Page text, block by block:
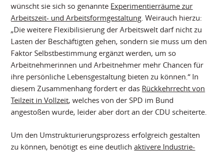
wünscht sie sich so genannte Experimentierräume zur
Arbeitszeit- und Arbeitsformgestaltung . Weirauch hierzu:
„Die weitere Flexibilisierung der Arbeitswelt darf nicht zu
Lasten der Beschäftigten gehen, sondern sie muss um den
Faktor Selbstbestimmung ergänzt werden, um so
Arbeitnehmerinnen und Arbeitnehmer mehr Chancen für
ihre persönliche Lebensgestaltung bieten zu können.“ In
diesem Zusammenhang fordert er das Rückkehrrecht von
Teilzeit in Vollzeit, welches von der SPD im Bund
angestoßen wurde, leider aber dort an der CDU scheiterte.
Um den Umstrukturierungsprozess erfolgreich gestalten
zu können, benötigt es eine deutlichaktivere Industrie-